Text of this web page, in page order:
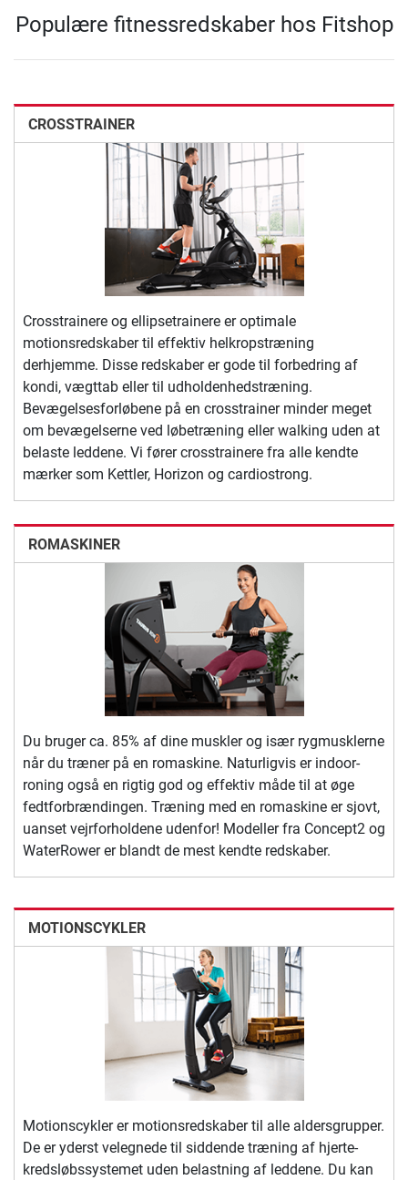
Populære fitnessredskaber hos Fitshop
CROSSTRAINER
Crosstrainere og ellipsetrainere er optimale
motionsredskaber til effektiv helkropstræning
derhjemme. Disse redskaber er gode til forbedring af
kondi, vægttab eller til udholdenhedstræning.
Bevægelsesforløbene på en crosstrainer minder meget
om bevægelserne ved løbetræning eller walking uden at
belaste leddene. Vi fører crosstrainere fra alle kendte
mærker som Kettler, Horizon og cardiostrong.
ROMASKINER
Du bruger ca. 85% af dine muskler og især rygmusklerne
når du træner på en romaskine. Naturligvis er indoor-
roning også en rigtig god og effektiv måde til at øge
fedtforbrændingen. Træning med en romaskine er sjovt,
uanset vejrforholdene udenfor! Modeller fra Concept2 og
WaterRower er blandt de mest kendte redskaber.
MOTIONSCYKLER
Motionscykler er motionsredskaber til alle aldersgrupper.
De er yderst velegnede til siddende træning af hjerte-
kredsløbssystemet uden belastning af leddene. Du kan